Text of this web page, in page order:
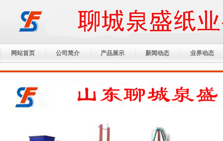
网站首页 公司简介 产品展示 新闻动态 业界动态